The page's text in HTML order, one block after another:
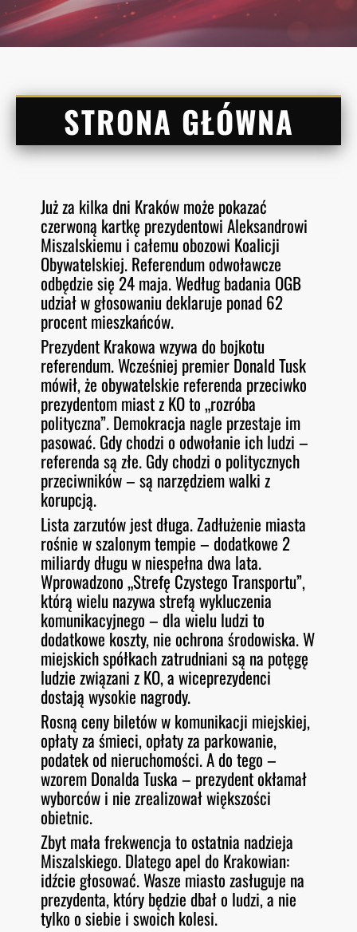
STRONA GŁÓWNA
Już za kilka dni Kraków może pokazać
czerwoną kartkę prezydentowi Aleksandrowi
Miszalskiemu i całemu obozowi Koalicji
Obywatelskiej. Referendum odwoławcze
odbędzie się 24 maja. Według badania OGB
udział w głosowaniu deklaruje ponad 62
procent mieszkańców.
Prezydent Krakowa wzywa do bojkotu
referendum. Wcześniej premier Donald Tusk
mówił, że obywatelskie referenda przeciwko
prezydentom miast z KO to „rozróba
polityczna”. Demokracja nagle przestaje im
pasować. Gdy chodzi o odwołanie ich ludzi –
referenda są złe. Gdy chodzi o politycznych
przeciwników – są narzędziem walki z
korupcją.
Lista zarzutów jest długa. Zadłużenie miasta
rośnie w szalonym tempie – dodatkowe 2
miliardy długu w niespełna dwa lata.
Wprowadzono „Strefę Czystego Transportu”,
którą wielu nazywa strefą wykluczenia
komunikacyjnego – dla wielu ludzi to
dodatkowe koszty, nie ochrona środowiska. W
miejskich spółkach zatrudniani są na potęgę
ludzie związani z KO, a wiceprezydenci
dostają wysokie nagrody.
Rosną ceny biletów w komunikacji miejskiej,
opłaty za śmieci, opłaty za parkowanie,
podatek od nieruchomości. A do tego –
wzorem Donalda Tuska – prezydent okłamał
wyborców i nie zrealizował większości
obietnic.
Zbyt mała frekwencja to ostatnia nadzieja
Miszalskiego. Dlatego apel do Krakowian:
idźcie głosować. Wasze miasto zasługuje na
prezydenta, który będzie dbał o ludzi, a nie
tylko o siebie i swoich kolesi.